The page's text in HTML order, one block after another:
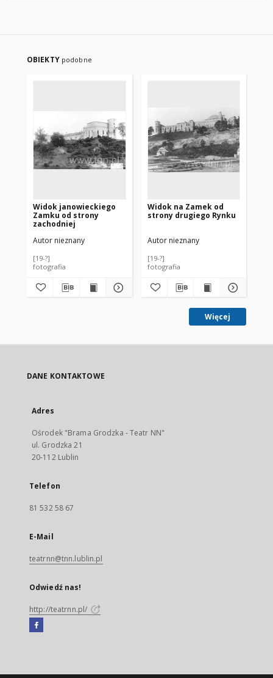
OBIEKTY podobne
Widok janowieckiego
Zamku od strony
zachodniej
Autor nieznany
[19-?]
fotografia
Widok na Zamek od
strony drugiego Rynku
Autor nieznany
[19-?]
fotografia
Więcej
DANE KONTAKTOWE
Adres
Ośrodek "Brama Grodzka - Teatr NN"
ul. Grodzka 21
20-112 Lublin
Telefon
81 532 58 67
E-Mail
teatrnn@tnn.lublin.pl
Odwiedź nas!
http://teatrnn.pl/
Facebook
się